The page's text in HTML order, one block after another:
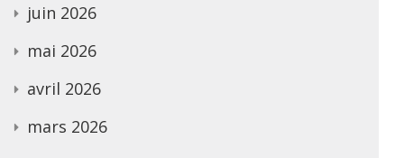
juin 2026
mai 2026
avril 2026
mars 2026